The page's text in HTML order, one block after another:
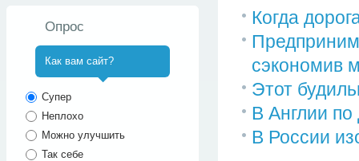
Когда
сэкономив
Этот
В Англии по
В России
Опрос
Как вам сайт?
Супер
Неплохо
Можно улучшить
Так себе